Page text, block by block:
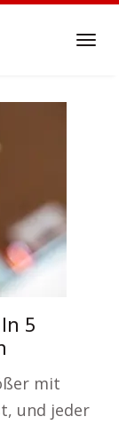
5
mit
und jeder